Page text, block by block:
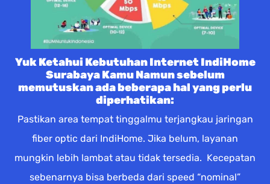
Yuk Ketahui Kebutuhan Internet IndiHome
Surabaya Kamu Namun sebelum
memutuskan ada beberapa hal yang perlu
diperhatikan:
Pastikan area tempat tinggalmu terjangkau jaringan
fiber optic dari IndiHome. Jika belum, layanan
mungkin lebih lambat atau tidak tersedia. Kecepatan
sebenarnya bisa berbeda dari speed “nominal”